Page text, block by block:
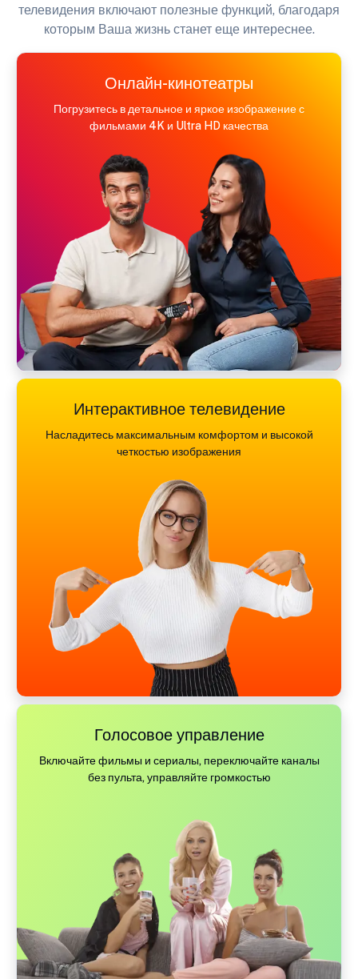
телевидения включают полезные функций, благодаря
которым Ваша жизнь станет еще интереснее.
Онлайн-кинотеатры
Погрузитесь в детальное и яркое изображение с
фильмами 4K и Ultra HD качества
Интерактивное телевидение
Насладитесь максимальным комфортом и высокой
четкостью изображения
Голосовое управление
Включайте фильмы и сериалы, переключайте каналы
без пульта, управляйте громкостью